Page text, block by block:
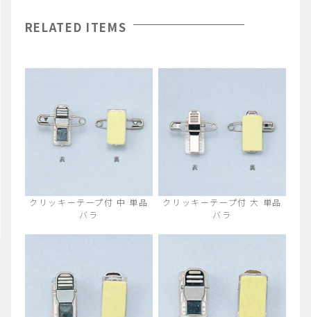
RELATED ITEMS
クリッキーテープ付 中 単品
バラ
クリッキーテープ付 大 単品
バラ